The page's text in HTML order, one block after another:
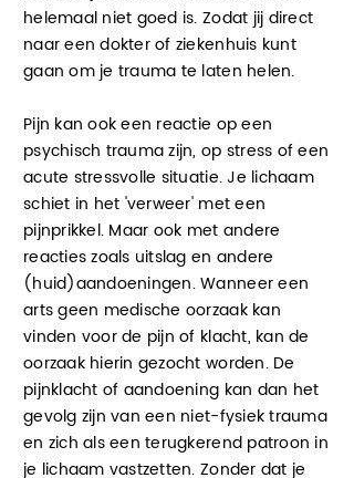
helemaal niet goed is. Zodat jij direct
naar een dokter of ziekenhuis kunt
gaan om je trauma te laten helen.
Pijn kan ook een reactie op een
psychisch trauma zijn, op stress of een
acute stressvolle situatie. Je lichaam
schiet in het 'verweer' met een
pijnprikkel. Maar ook met andere
reacties zoals uitslag en andere
(huid)aandoeningen. Wanneer een
arts geen medische oorzaak kan
vinden voor de pijn of klacht, kan de
oorzaak hierin gezocht worden. De
pijnklacht of aandoening kan dan het
gevolg zijn van een niet-fysiek trauma
en zich als een terugkerend patroon in
je lichaam vastzetten. Zonder dat je